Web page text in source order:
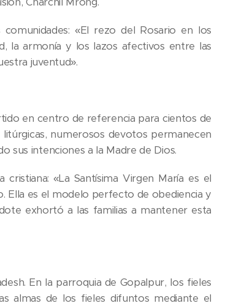
«El rezo del Rosario en los
la armonía y los lazos afectivos entre las
juventud».
en centro de referencia para cientos de
numerosos devotos permanecen
sus intenciones a la Madre de Dios.
«La Santísima Virgen María es el
Ella es el modelo perfecto de obediencia y
exhortó a las familias a mantener esta
En la parroquia de Gopalpur, los fieles
almas de los fieles difuntos mediante el